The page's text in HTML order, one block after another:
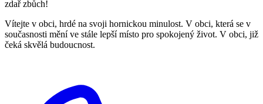
zdař zbůch!
Vítejte v obci, hrdé na svoji hornickou minulost. V obci, která se v
současnosti mění ve stále lepší místo pro spokojený život. V obci, již
čeká skvělá budoucnost.